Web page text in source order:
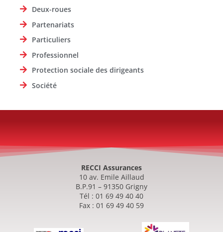
Deux-roues
Partenariats
Particuliers
Professionnel
Protection sociale des dirigeants
Société
RECCI Assurances
10 av. Emile Aillaud
B.P.91 – 91350 Grigny
Tél : 01 69 49 40 40
Fax : 01 69 49 40 59